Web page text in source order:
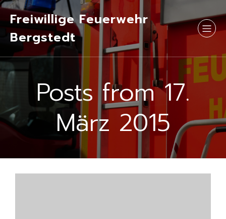
Freiwillige Feuerwehr
Bergstedt
Posts from 17.
März 2015